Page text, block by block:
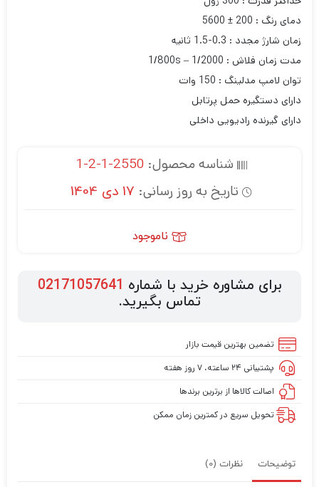
دمای رنگ : 200 ± 5600
زمان شارژ مجدد : 0.3-1.5 ثانیه
مدت زمان فلاش : 1/800s – 1/2000
توان لامپ مدلینگ‌ : 150 وات
دارای دستگیره حمل پرتابل
دارای گیرنده رادیویی داخلی
شناسه محصول:2550-1-2-1
تاریخ به روز رسانی: 17 دی 1404
ناموجود
برای مشاوره خرید با شماره 02171057641
تماس بگیرید.
تضمین بهترین قیمت بازار
پشتیبانی ۲۴ ساعته، ۷ روز هفته
اصالت کالاها از برترین برندها
تحویل سریع در کمترین زمان ممکن
توضیحات نظرات (0)